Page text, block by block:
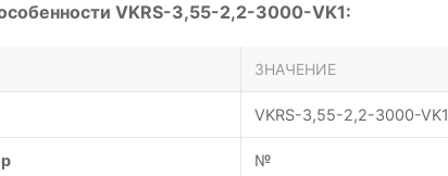
VKRS-3,55-2,2-3000-VK1:
ЗНАЧЕНИЕ
VKRS-3,55-2,2-3000-VK1
№